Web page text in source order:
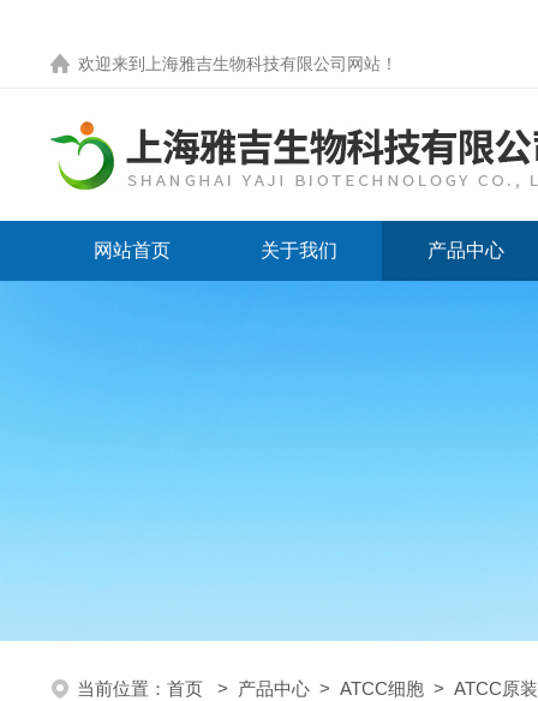
欢迎来到 上海雅吉生物科技有限公司网站 ！
网站首页 关于我们 产品中心
当前位置： 首页 > 产品中心 > ATCC细胞 > ATCC原